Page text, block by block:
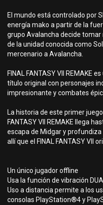
El mundo está controlado por
energía mako a partir de la
grupo Avalancha decide
de la unidad conocida como
mercenario a Avalancha.
FINAL FANTASY VII REMAKE
título original con personajes
impresionante y combates
La historia de este primer
FANTASY VII REMAKE llega
escapa de Midgar y
allí que el FINAL FANTASY VII
Un único jugador offline
Usa la función de vibración
Uso a distancia permite a los
consolas PlayStation®4 y